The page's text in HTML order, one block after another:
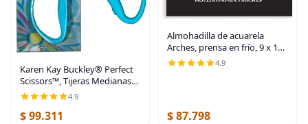
Karen Kay Buckley® Perfect
Scissors™, Tijeras Medianas
de 6 pulgadas #KKBPSM con
Cuchillas Micro-Dentadas
Antideslizantes para Apliqué,
4.9
$ 99.311
Almohadilla de acuarela
Arches, prensa en frío, 9 x 12
pulgadas, 12 hojas - Papel de
arte profesional para
4.9
$ 87.798